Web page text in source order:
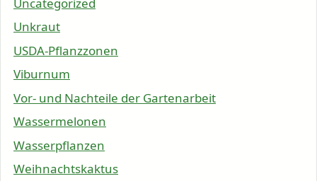
Unkraut
USDA-Pflanzzonen
Viburnum
Vor- und Nachteile der Gartenarbeit
Wassermelonen
Wasserpflanzen
Weihnachtskaktus